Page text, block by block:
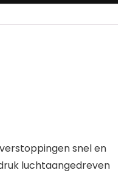
snel en
luchtaangedreven